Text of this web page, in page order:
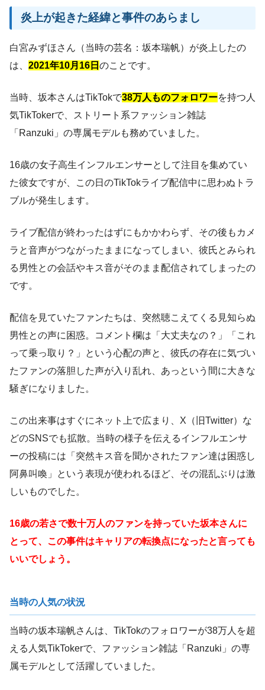
炎上が起きた経緯と事件のあらまし
白宮みずほさん（当時の芸名：坂本瑞帆）が炎上したの
は、 2021年10月16日 のことです。
当時、坂本さんはTikTokで38万人ものフォロワーを持つ人
気TikTokerで、ストリート系ファッション雑誌
「Ranzuki」の専属モデルも務めていました。
16歳の女子高生インフルエンサーとして注目を集めてい
た彼女ですが、この日のTikTokライブ配信中に思わぬトラ
ブルが発生します。
ライブ配信が終わったはずにもかかわらず、その後もカメ
ラと音声がつながったままになってしまい、彼氏とみられ
る男性との会話やキス音がそのまま配信されてしまったの
です。
配信を見ていたファンたちは、突然聴こえてくる見知らぬ
男性との声に困惑。コメント欄は「大丈夫なの？」「これ
って乗っ取り？」という心配の声と、彼氏の存在に気づい
たファンの落胆した声が入り乱れ、あっという間に大きな
騒ぎになりました。
この出来事はすぐにネット上で広まり、X（旧Twitter）な
どのSNSでも拡散。当時の様子を伝えるインフルエンサ
ーの投稿には「突然キス音を聞かされたファン達は困惑し
阿鼻叫喚」という表現が使われるほど、その混乱ぶりは激
しいものでした。
16歳の若さで数十万人のファンを持っていた坂本さんに
とって、この事件はキャリアの転換点になったと言っても
いいでしょう。
当時の人気の状況
当時の坂本瑞帆さんは、TikTokのフォロワーが38万人を超
える人気TikTokerで、ファッション雑誌「Ranzuki」の専
属モデルとして活躍していました。